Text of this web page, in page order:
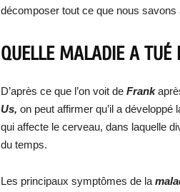
décomposer tout ce que nous
QUELLE MALADIE A TUÉ
D’après ce que l’on voit de Frank
Us, on peut affirmer qu’il a développé
qui affecte le cerveau, dans laquelle
du temps.
Les principaux symptômes de la